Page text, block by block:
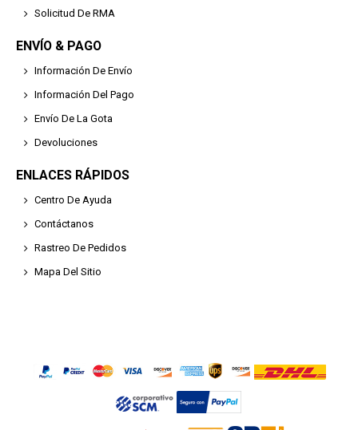
Solicitud De RMA
ENVÍO & PAGO
Información De Envío
Información Del Pago
Envío De La Gota
Devoluciones
ENLACES RÁPIDOS
Centro De Ayuda
Contáctanos
Rastreo De Pedidos
Mapa Del Sitio